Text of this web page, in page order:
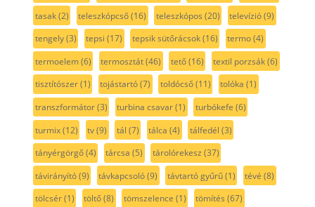
tasak(2) teleszkópcső(16) teleszkópos (20) televízió(9)
tengely(3) tepsi (17) tepsik sütőrácsok(16) termo(4)
termoelem(6) termosztát(46) tető(16) textil porzsák(6)
tisztítószer(1) tojástartó(7) toldócső(11) tolóka (1)
transzformátor(3) turbina csavar(1) turbókefe (6)
turmix(12) tv(9) tál (7) tálca (4) tálfedél (3)
tányérgörgő(4) tárcsa (5) tárolórekesz (37)
távirányító(9) távkapcsoló(9) távtartó gyűrű(1) tévé (8)
tölcsér(1) töltő(8) tömszelence (1) tömítés (67)